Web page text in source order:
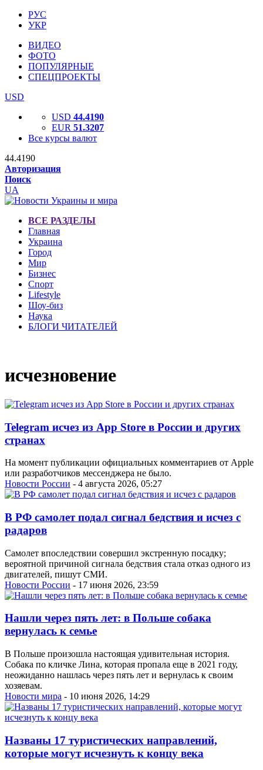
РУС
УКР
ВИДЕО
ФОТО
ПОПУЛЯРНЫЕ
СПЕЦПРОЕКТЫ
USD
USD 44.4190
EUR 51.3207
Все курсы валют
44.4190
Авторизация
Поиск
UA
ВСЕ РАЗДЕЛЫ
Главная
Украина
Город
Мир
Бизнес
Спорт
Lifestyle
Шоу-биз
Наука
БЛОГИ ЧИТАТЕЛЕЙ
исчезновение
Telegram исчез из App Store в России и других
странах
На момент публикации официальных комментариев от Apple
или разработчиков мессенджера не было.
Новости России - 4 августа 2026, 05:27
В РФ самолет подал сигнал бедствия и исчез с
радаров
Самолет впоследствии совершил экстренную посадку;
вероятной причиной сигнала бедствия стала отказ одного из
двигателей, пишут СМИ.
Новости России - 17 июня 2026, 23:59
Нашли через пять лет: в Польше собака
вернулась к семье
В Польше произошла настоящая удивительная история.
Собака по кличке Лина, которая пропала еще в 2021 году,
неожиданно нашлась через пять лет и вернулась к своим
хозяевам.
Новости мира - 10 июня 2026, 14:29
Названы 17 туристических направлений,
которые могут исчезнуть к концу века